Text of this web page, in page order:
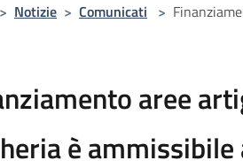
> Notizie > Comunicati >
aree
è